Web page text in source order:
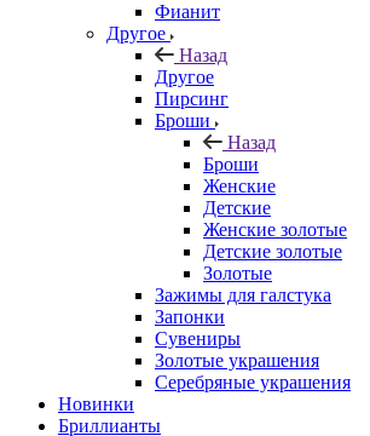
Фианит
Другое
Назад
Другое
Пирсинг
Броши
Назад
Броши
Женские
Детские
Женские золотые
Детские золотые
Золотые
Зажимы для галстука
Запонки
Сувениры
Золотые украшения
Серебряные украшения
Новинки
Бриллианты